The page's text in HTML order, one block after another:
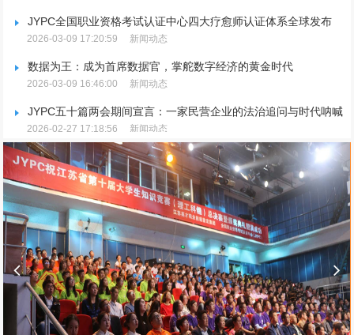
JYPC全国职业资格考试认证中心四大疗愈师认证体系全球发布
2026-03-09 17:20:59 新闻动态
数据为王：成为首席数据官，掌舵数字经济的黄金时代
2026-03-09 16:46:00 新闻动态
JYPC五十篇两会期间宣言：一家民营企业的法治追问与时代呐喊
2026-02-27 17:18:56 新闻动态
JYPC重磅宣布：推行全国独家代理制，聚焦品牌升级与市场规范
2026-02-25 15:09:36 新闻动态
放假通知
2026-01-27 17:14:50 新闻动态